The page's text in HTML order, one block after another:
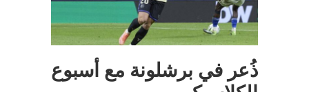
ذُعر في برشلونة مع أسبوع